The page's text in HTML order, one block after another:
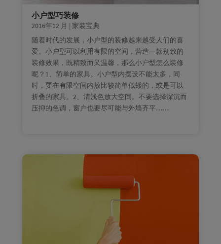
小户型巧装修
2016年12 月 | 家装宝典
随着时代的发展，小户型的装修越来越受人们的喜
爱。小户型可以利用有限的空间，营造一款别致的
装修效果，既精致而又温馨，那么小户型怎么装修
呢？1、简单的家具。小户型内摆设不能太多，同
时，要在有限空间内放比较简单低矮的，或是可以
折叠的家具。2、清浅色放大空间。不要选择深沉而
压抑的色调，窗户也要尽可能与外墙齐平……